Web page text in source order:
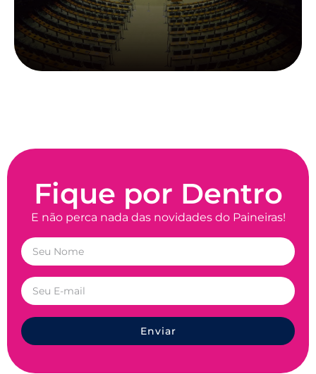
Fique por Dentro
E não perca nada das novidades do Paineiras!
Enviar